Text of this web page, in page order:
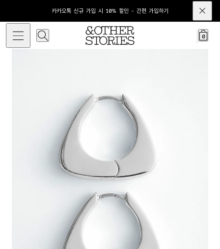
카카오톡 신규 가입 시 10% 할인 - 간편 가입하기
0